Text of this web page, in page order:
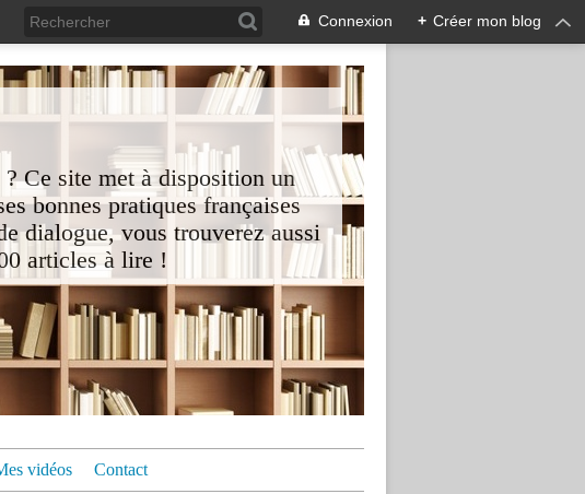
Connexion + Créer mon blog
Ce site met à disposition un
bonnes pratiques françaises
dialogue, vous trouverez aussi
articles à lire !
vidéos Contact